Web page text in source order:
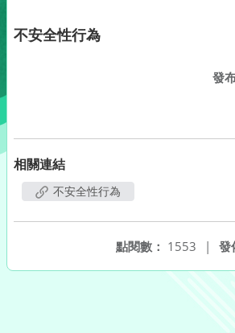
不安全性行為
發
相關連結
不安全性行為
發
點閱數： 1553 |